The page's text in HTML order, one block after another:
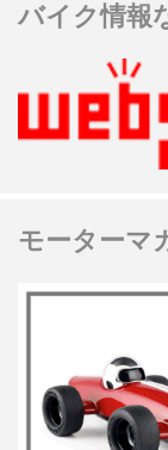
バイク情報
モーターマ